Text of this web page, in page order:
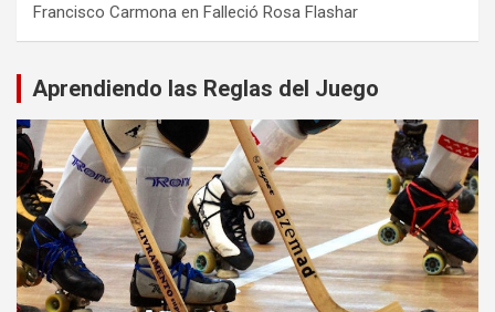
Francisco Carmona en Falleció Rosa Flashar
Aprendiendo las Reglas del Juego